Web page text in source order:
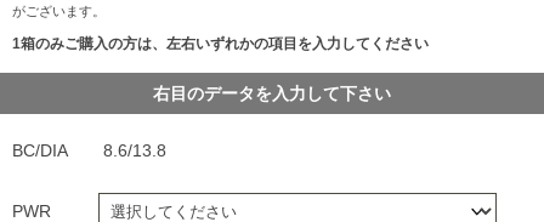
がございます。
1箱のみご購入の方は、左右いずれかの項目を入力してください
右目のデータを入力して下さい
BC/DIA 8.6/13.8
PWR